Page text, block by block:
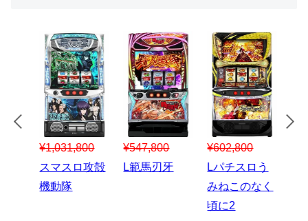
¥547,800
スマスロハナ
ビ
¥150,000
スマスロ秘宝
¥1,867,800
Lパチスロ 炎
炎ノ消防隊2